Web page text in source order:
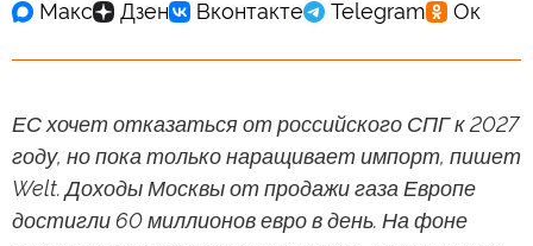
ЕС хочет отказаться от российского СПГ к 2027
году, но пока только наращивает импорт, пишет
Welt. Доходы Москвы от продажи газа Европе
достигли 60 миллионов евро в день. На фоне